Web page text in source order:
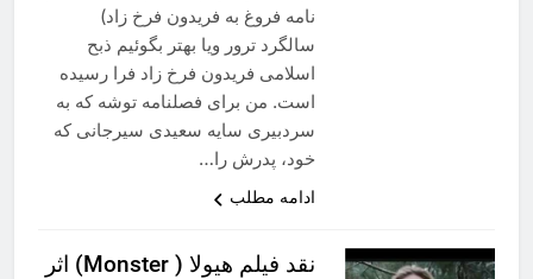
نامه فروغ به فریدون فرخ زاد)
سالگرد ترور ویا بهتر بگوئیم ذبح
اسلامی فریدون فرخ زاد فرا رسیده
است. من برای فصلنامه توشه که به
سردبیری سایه سعیدی سیرجانی که
خود، پدرش را…
ادامه مطلب
نقد فیلم هیولا ( Monster) اثر